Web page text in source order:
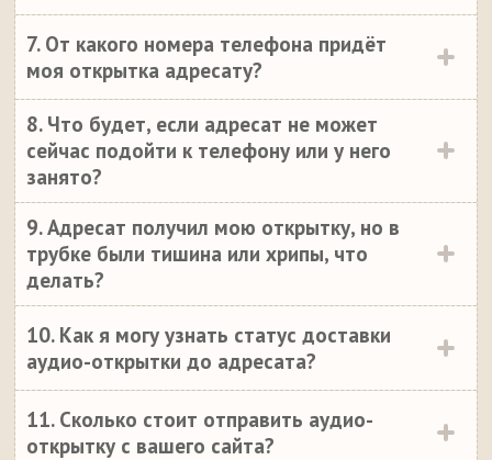
7. От какого номера телефона придёт
моя открытка адресату?
8. Что будет, если адресат не может
сейчас подойти к телефону или у него
занято?
9. Адресат получил мою открытку, но в
трубке были тишина или хрипы, что
делать?
10. Как я могу узнать статус доставки
аудио-открытки до адресата?
11. Сколько стоит отправить аудио-
открытку с вашего сайта?